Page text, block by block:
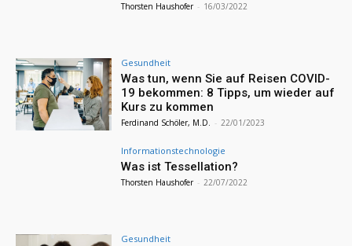
Thorsten Haushofer - 16/03/2022
Gesundheit
Was tun, wenn Sie auf Reisen COVID-
19 bekommen: 8 Tipps, um wieder auf
Kurs zu kommen
Ferdinand Schöler, M.D. - 22/01/2023
Informationstechnologie
Was ist Tessellation?
Thorsten Haushofer - 22/07/2022
Gesundheit